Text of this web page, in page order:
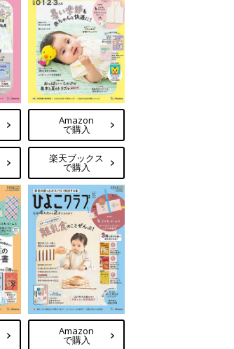
Amazon
で購入
楽天ブックス
で購入
Amazon
で購入